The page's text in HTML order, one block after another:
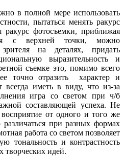
в полной мере использовать
пытаться менять ракурс
ракурс фотосъемки, приближая
с верхней точки, можно
на деталях, придать
выразительность и
съемке это, помимо всего
точно отразить характер и
всегда иметь в виду, что из-за
игра со светом при ч/б
составляющей успеха. Не
восприятие от одного и того же
при разных формах
работа со светом позволяет
тональность и контрастность
творческих идей.